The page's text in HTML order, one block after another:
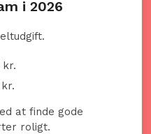
i 2026
kr.
at finde gode
roligt.